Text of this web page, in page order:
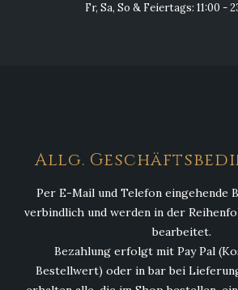
Fr, Sa, So & Feiertags: 11:00 -
Allg.
Per E-Mail und Telefon eingehende
verbindlich und werden in der
bearbeitet.
Bezahlung erfolgt mit Pay Pal
Bestellwert) oder in bar bei